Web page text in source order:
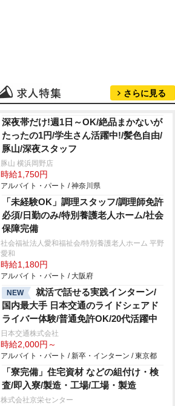
さらに見る
深夜帯だけ!週1日～OK/絶品まかないが
たったの1円/学生さん活躍中!/髪色自由/
豚山/深夜スタッフ
豚山 横浜岡野店
時給1,750円
アルバイト・パート / 神奈川県
「未経験OK」調理スタッフ/調理師免許
必須/日勤のみ/特別養護老人ホーム/社会
保障完備
社会福祉法人愛和福祉会/特別養護老人ホーム 平野
愛和
時給1,180円
アルバイト・パート / 大阪府
NEW
就活で話せる実践インターン/
国内最大手 日本交通のライドシェアド
ライバー体験/普通免許OK/20代活躍中
日本交通株式会社
時給2,000円～
アルバイト・パート / 新卒・インターン / 東京都
「寮完備」住宅資材 などの組付け・検
査/即入寮/製造・工場/工場・製造
株式会社京栄センター